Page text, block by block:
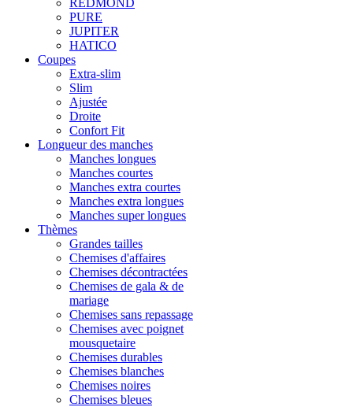
REDMOND
PURE
JUPITER
HATICO
Coupes
Extra-slim
Slim
Ajustée
Droite
Confort Fit
Longueur des manches
Manches longues
Manches courtes
Manches extra courtes
Manches extra longues
Manches super longues
Thèmes
Grandes tailles
Chemises d'affaires
Chemises décontractées
Chemises de gala & de
mariage
Chemises sans repassage
Chemises avec poignet
mousquetaire
Chemises durables
Chemises blanches
Chemises noires
Chemises bleues